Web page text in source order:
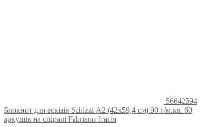
56642594
Блокнот для ескізів Schizzi А2 (42х59,4 см) 90 г/м.кв. 60
аркушів на спіралі Fabriano Італія